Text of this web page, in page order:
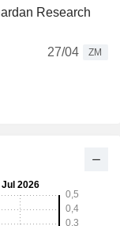
Research
27/04
ZM